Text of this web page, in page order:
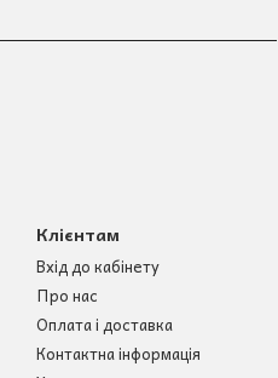
Клієнтам
Вхід до кабінету
Про нас
Оплата і доставка
Контактна інформація